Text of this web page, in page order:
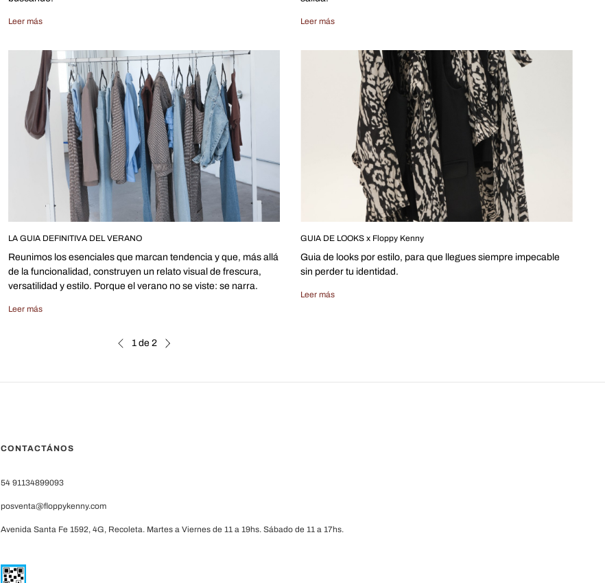
Leer más Leer más
LA GUIA DEFINITIVA DEL VERANO
Reunimos los esenciales que marcan tendencia y que, más allá
de la funcionalidad, construyen un relato visual de frescura,
versatilidad y estilo. Porque el verano no se viste: se narra.
Leer más
GUIA DE LOOKS x Floppy Kenny
Guia de looks por estilo, para que llegues siempre impecable
sin perder tu identidad.
Leer más
1 de 2
CONTACTÁNOS
54 91134899093
posventa@floppykenny.com
Avenida Santa Fe 1592, 4G, Recoleta. Martes a Viernes de 11 a 19hs. Sábado de 11 a 17hs.